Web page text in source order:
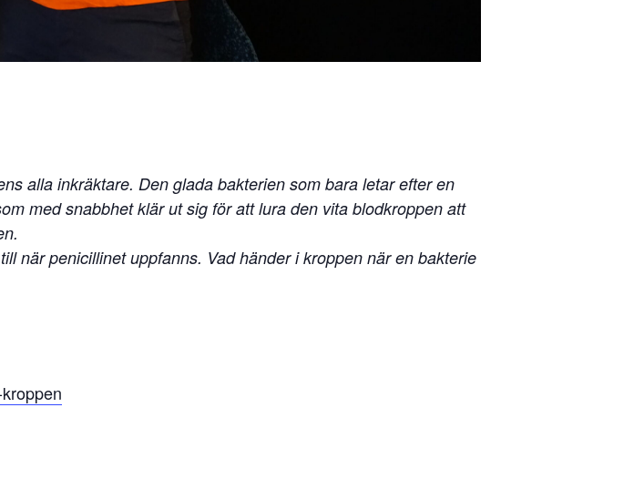
alla inkräktare. Den glada bakterien som bara letar efter en
med snabbhet klär ut sig för att lura den vita blodkroppen att
när penicillinet uppfanns. Vad händer i kroppen när en bakterie